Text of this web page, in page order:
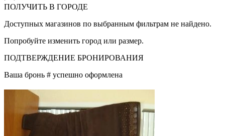
ПОЛУЧИТЬ В ГОРОДЕ
Доступных магазинов по выбранным фильтрам не найдено.
Попробуйте изменить город или размер.
ПОДТВЕРЖДЕНИЕ БРОНИРОВАНИЯ
Ваша бронь # успешно оформлена